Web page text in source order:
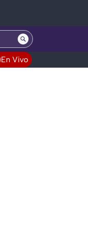
En Vivo